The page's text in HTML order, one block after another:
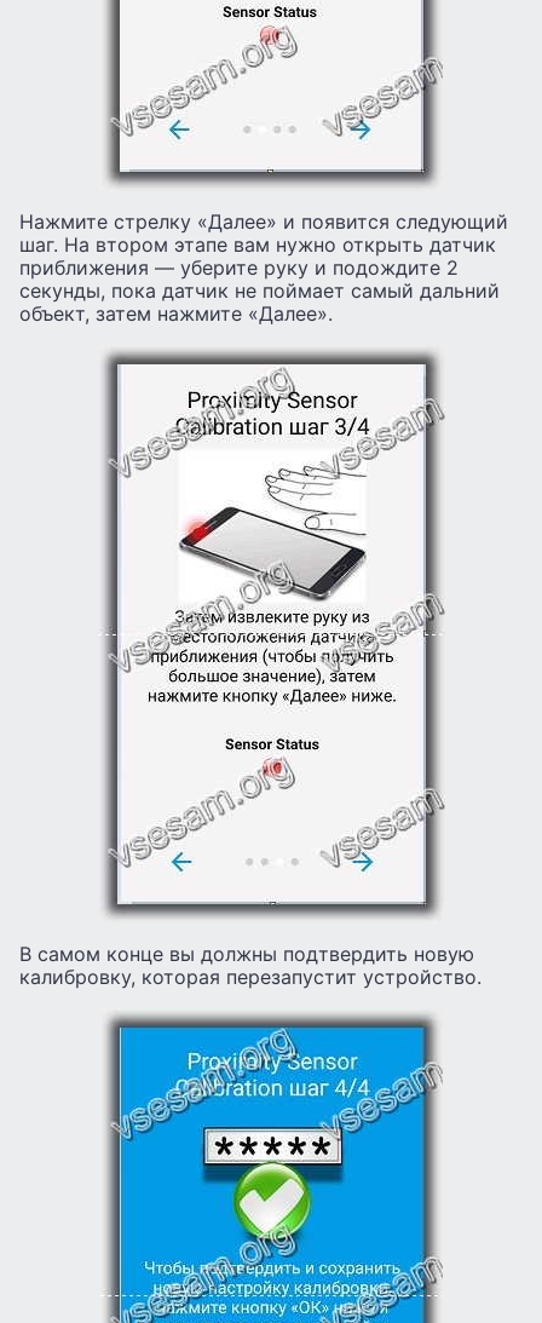
Нажмите стрелку «Далее» и появится следующий
шаг. На втором этапе вам нужно открыть датчик
приближения — уберите руку и подождите 2
секунды, пока датчик не поймает самый дальний
объект, затем нажмите «Далее».
В самом конце вы должны подтвердить новую
калибровку, которая перезапустит устройство.